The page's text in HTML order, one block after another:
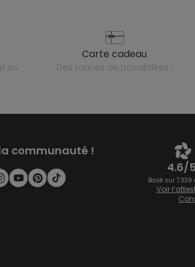
carte cadeau
des tonnes de possibilités !
communauté !
4.6/5
Basé sur 7
Voir